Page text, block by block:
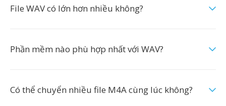
File WAV có lớn hơn nhiều không?
Phần mềm nào phù hợp nhất với WAV?
Có thể chuyển nhiều file M4A cùng lúc không?